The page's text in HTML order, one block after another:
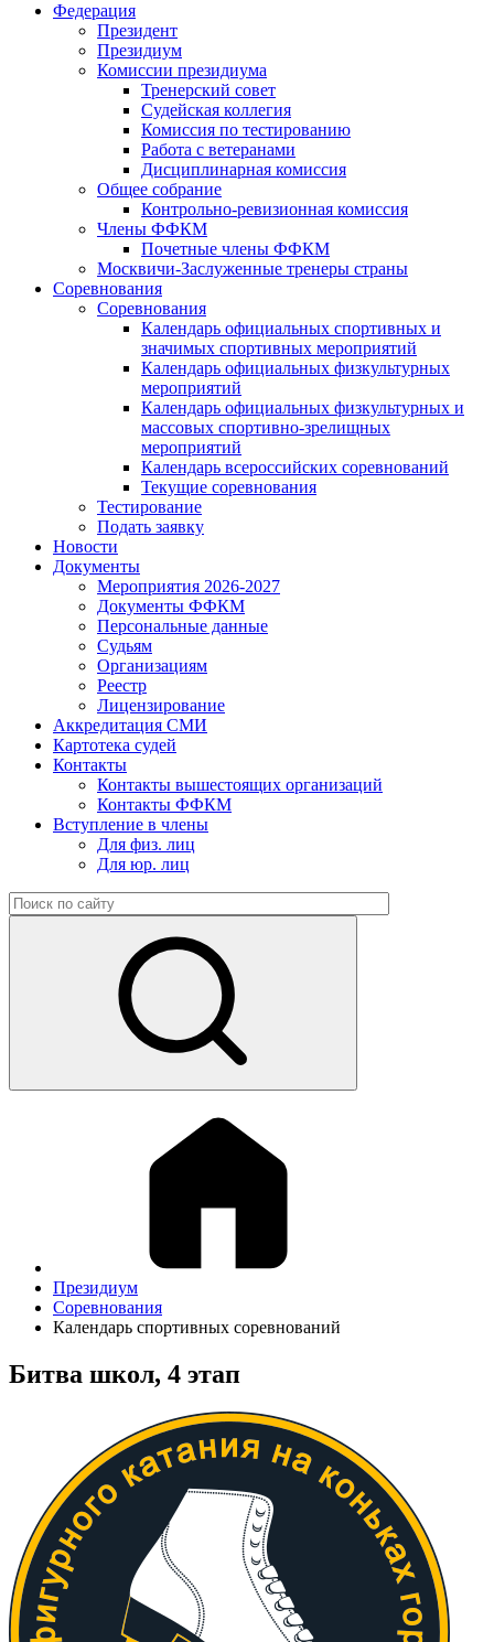
Федерация
Президент
Президиум
Комиссии президиума
Тренерский совет
Судейская коллегия
Комиссия по тестированию
Работа с ветеранами
Дисциплинарная комиссия
Общее собрание
Контрольно-ревизионная комиссия
Члены ФФКМ
Почетные члены ФФКМ
Москвичи-Заслуженные тренеры страны
Соревнования
Соревнования
Календарь официальных спортивных и
значимых спортивных мероприятий
Календарь официальных физкультурных
мероприятий
Календарь официальных физкультурных и
массовых спортивно-зрелищных
мероприятий
Календарь всероссийских соревнований
Текущие соревнования
Тестирование
Подать заявку
Новости
Документы
Мероприятия 2026-2027
Документы ФФКМ
Персональные данные
Судьям
Организациям
Реестр
Лицензирование
Аккредитация СМИ
Картотека судей
Контакты
Контакты вышестоящих организаций
Контакты ФФКМ
Вступление в члены
Для физ. лиц
Для юр. лиц
Президиум
Соревнования
Календарь спортивных соревнований
Битва школ, 4 этап